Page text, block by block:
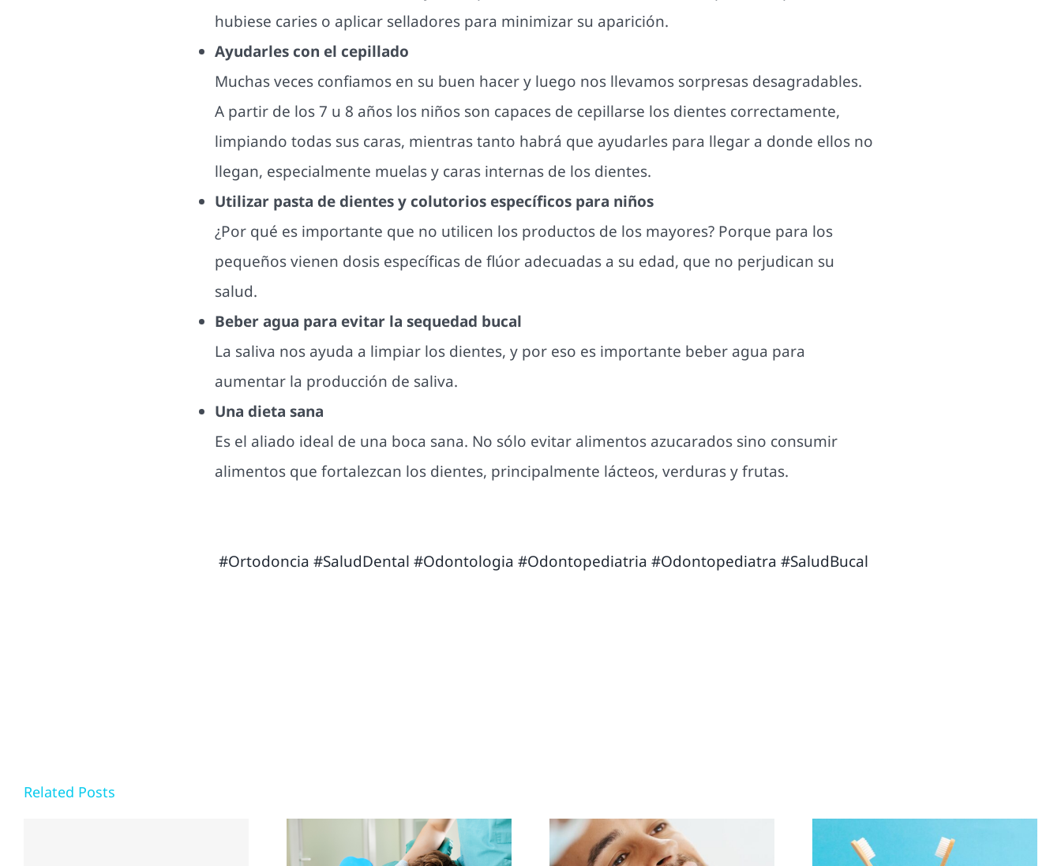
hubiese caries o aplicar selladores para minimizar su aparición.
Ayudarles con el cepillado
Muchas veces confiamos en su buen hacer y luego nos llevamos sorpresas desagradables.
A partir de los 7 u 8 años los niños son capaces de cepillarse los dientes correctamente,
limpiando todas sus caras, mientras tanto habrá que ayudarles para llegar a donde ellos no
llegan, especialmente muelas y caras internas de los dientes.
Utilizar pasta de dientes y colutorios específicos para niños
¿Por qué es importante que no utilicen los productos de los mayores? Porque para los
pequeños vienen dosis específicas de flúor adecuadas a su edad, que no perjudican su
salud.
Beber agua para evitar la sequedad bucal
La saliva nos ayuda a limpiar los dientes, y por eso es importante beber agua para
aumentar la producción de saliva.
Una dieta sana
Es el aliado ideal de una boca sana. No sólo evitar alimentos azucarados sino consumir
alimentos que fortalezcan los dientes, principalmente lácteos, verduras y frutas.
#Ortodoncia #SaludDental #Odontologia #Odontopediatria #Odontopediatra #SaludBucal
Related Posts